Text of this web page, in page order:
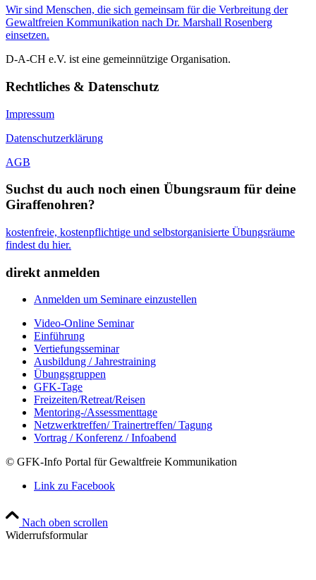
Wir sind Menschen, die sich gemeinsam für die Verbreitung der
Gewaltfreien Kommunikation nach Dr. Marshall Rosenberg
einsetzen.
D-A-CH e.V. ist eine gemeinnützige Organisation.
Rechtliches & Datenschutz
Impressum
Datenschutzerklärung
AGB
Suchst du auch noch einen Übungsraum für deine
Giraffenohren?
kostenfreie, kostenpflichtige und selbstorganisierte Übungsräume
findest du hier.
direkt anmelden
Anmelden um Seminare einzustellen
Video-Online Seminar
Einführung
Vertiefungsseminar
Ausbildung / Jahrestraining
Übungsgruppen
GFK-Tage
Freizeiten/Retreat/Reisen
Mentoring-/Assessmenttage
Netzwerktreffen/ Trainertreffen/ Tagung
Vortrag / Konferenz / Infoabend
© GFK-Info Portal für Gewaltfreie Kommunikation
Link zu Facebook
Nach oben scrollen
Widerrufsformular